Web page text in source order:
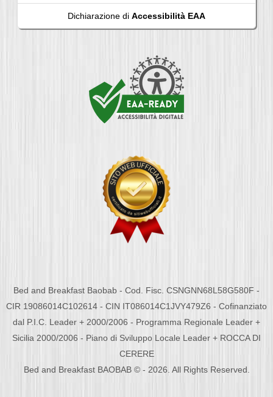
Dichiarazione di Accessibilità EAA
Bed and Breakfast Baobab - Cod. Fisc. CSNGNN68L58G580F -
CIR 19086014C102614 - CIN IT086014C1JVY479Z6 - Cofinanziato
dal P.I.C. Leader + 2000/2006 - Programma Regionale Leader +
Sicilia 2000/2006 - Piano di Sviluppo Locale Leader + ROCCA DI
CERERE
Bed and Breakfast BAOBAB © - 2026. All Rights Reserved.